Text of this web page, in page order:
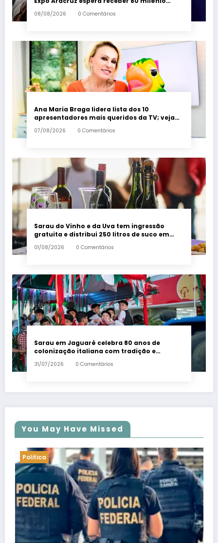
visitantes por dia – Em Dia ES
08/08/2026 0 Comentários
Ana Maria Braga lidera lista dos 10
apresentadores mais queridos da TV; veja
ranking – Em Dia ES
07/08/2026 0 Comentários
Sarau do Vinho e da Uva tem ingressão
gratuita e distribui 250 litros de suco em
Santa Teresa – Em Dia ES
01/08/2026 0 Comentários
Sarau em Jaguaré celebra 80 anos de
colonização italiana com tradição e
trambolhão da polenta – Em Dia ES
31/07/2026 0 Comentários
You May Have Missed
Politica